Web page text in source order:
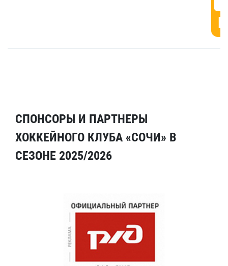
СПОНСОРЫ И ПАРТНЕРЫ
ХОККЕЙНОГО КЛУБА «СОЧИ» В
СЕЗОНЕ 2025/2026